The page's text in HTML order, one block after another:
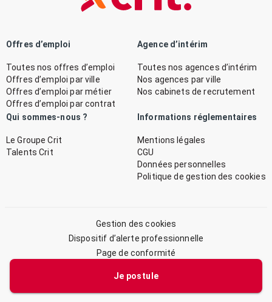
Je postule
Offres d’emploi
Toutes nos offres d’emploi
Offres d’emploi par ville
Offres d’emploi par métier
Offres d’emploi par contrat
Agence d’intérim
Toutes nos agences d’intérim
Nos agences par ville
Nos cabinets de recrutement
Qui sommes-nous ?
Le Groupe Crit
Talents Crit
Informations réglementaires
Mentions légales
CGU
Données personnelles
Politique de gestion des cookies
Gestion des cookies
Dispositif d’alerte professionnelle
Page de conformité
© 2026 CRIT